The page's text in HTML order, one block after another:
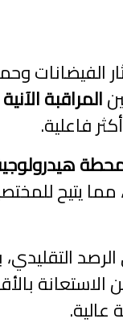
الفيضانات
المراقبة
فاعلية.
يتيح
الرصد
الاستعانة